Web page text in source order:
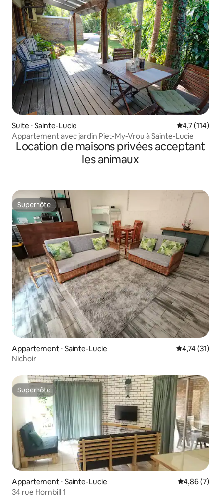
Suite ⋅ Sainte-Lucie Évaluation
4,7 (114)
Appartement avec jardin Piet-My-Vrou à Sainte-Lucie
Location de maisons privées acceptant
les animaux
Superhôte
Superhôte
Appartement ⋅ Sainte-Lucie Évaluation
4,74 (31)
Nichoir
Superhôte
Superhôte
Appartement ⋅ Sainte-Lucie Évaluation
4,86 (7)
34 rue Hornbill 1